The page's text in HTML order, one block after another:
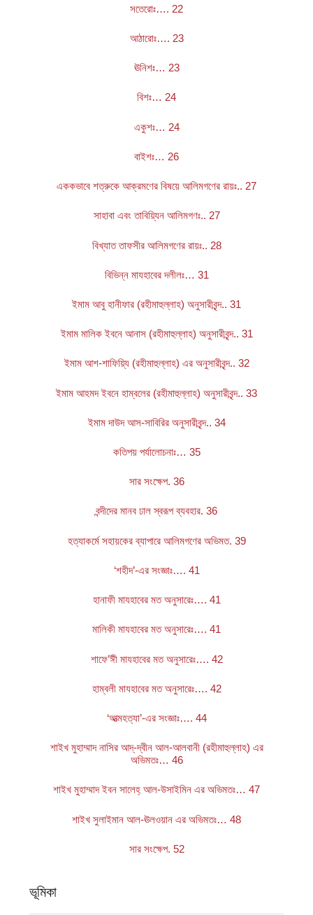
সতেরোঃ…. 22
আঠারোঃ…. 23
ঊনিশঃ… 23
বিশঃ… 24
একুশঃ… 24
বাইশঃ… 26
এককভাবে শত্রুকে আক্রমণের বিষয়ে আলিমগণের রায়ঃ.. 27
সাহাবা এবং তাবিয়্যিন আলিমগণঃ.. 27
বিখ্যাত তাফসীর আলিমগণের রায়ঃ.. 28
বিভিন্ন মাযহাবের দলীলঃ… 31
ইমাম আবু হানীফার (রহীমাহুল্লাহ) অনুসারীবৃন্দ.. 31
ইমাম মালিক ইবনে আনাস (রহীমাহুল্লাহ) অনুসারীবৃন্দ.. 31
ইমাম আশ-শাফিয়্যি (রহীমাহুল্লাহ) এর অনুসারীবৃন্দ.. 32
ইমাম আহমদ ইবনে হাম্বলের (রহীমাহুল্লাহ) অনুসারীবৃন্দ.. 33
ইমাম দাউদ আস-সাবিরির অনুসারীবৃন্দ.. 34
কতিপয় পর্যালোচনাঃ… 35
সার সংক্ষেপ. 36
বন্দীদের মানব ঢাল স্বরূপ ব্যবহার. 36
হত্যাকর্মে সহায়কের ব্যাপারে আলিমগণের অভিমত. 39
‘শহীদ’-এর সংজ্ঞাঃ…. 41
হানাফী মাযহাবের মত অনুসারেঃ…. 41
মালিকী মাযহাবের মত অনুসারেঃ…. 41
শাফে’ঈী মাযহাবের মত অনুসারেঃ…. 42
হাম্বলী মাযহাবের মত অনুসারেঃ…. 42
‘আত্মহত্যা’-এর সংজ্ঞাঃ…. 44
শাইখ মুহাম্মাদ নাসির আদ্‌-দ্বীন আল-আলবানী (রহীমাহুল্লাহ) এর
অভিমতঃ… 46
শাইখ মুহাম্মাদ ইবন সালেহ্‌ আল-উসাইমিন এর অভিমতঃ… 47
শাইখ সুলাইমান আল-ঊলওয়ান এর অভিমতঃ… 48
সার সংক্ষেপ. 52
ভূমিকা